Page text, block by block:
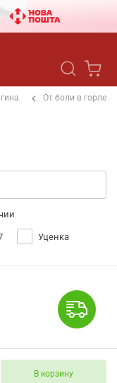
От боли в горле
Уценка
В корзину